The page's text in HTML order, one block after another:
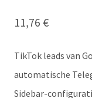
11,76 €
TikTok leads van
automatische
Sidebar-